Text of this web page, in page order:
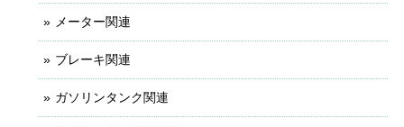
メーター関連
ブレーキ関連
ガソリンタンク関連